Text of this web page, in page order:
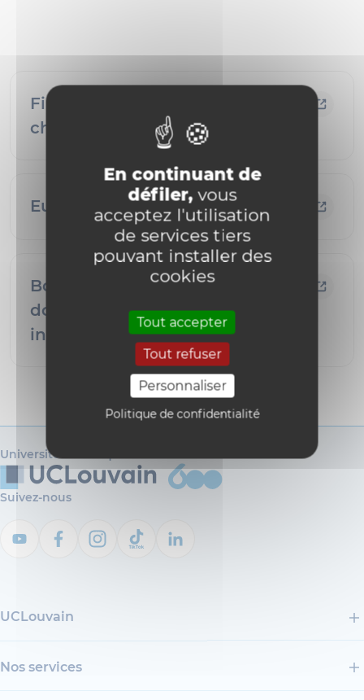
En continuant de
défiler,vous
acceptez l'utilisation
de services tiers
pouvant installer des
cookies
Tout accepter
Tout refuser
Personnaliser
Politique de confidentialité
Financer la mobilité du
chercheur
Euraxess
Bourses pour l’accueil de post-
doctorants en mobilité
internationale
Université catholique de Louvain
Suivez-nous
UCLouvain
Nos services